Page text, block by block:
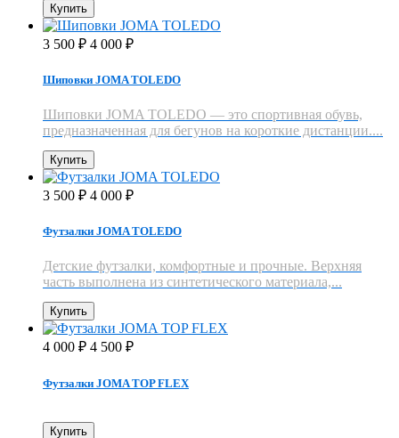
Купить
3 500 ₽ 4 000 ₽
Шиповки JOMA TOLEDO
Шиповки JOMA TOLEDO — это спортивная обувь,
предназначенная для бегунов на короткие дистанции....
Купить
3 500 ₽ 4 000 ₽
Футзалки JOMA TOLEDO
Детские футзалки, комфортные и прочные. Верхняя
часть выполнена из синтетического материала,...
Купить
4 000 ₽ 4 500 ₽
Футзалки JOMA TOP FLEX
Купить